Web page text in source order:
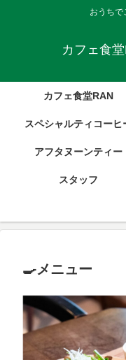
おうちで
カフェ食
カフェ食堂RAN
スペシャルティコーヒ
アフタヌーンティー
スタッフ
🍳メニュー